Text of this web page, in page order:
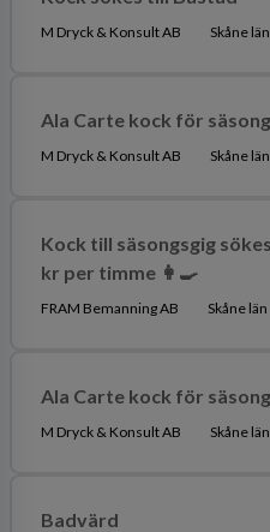
M Dryck & Konsult AB Skåne län
Ala Carte kock för
M Dryck & Konsult AB Skåne län
Kock till säsongsgig
kr per timme 👩‍🍳
FRAM Bemanning AB Skåne län
Ala Carte kock för
M Dryck & Konsult AB Skåne län
Badvärd